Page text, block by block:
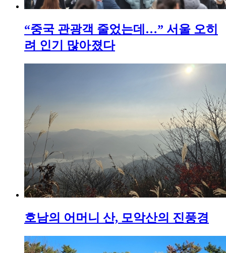
“중국 관광객 줄었는데…” 서울 오히
려 인기 많아졌다
호남의 어머니 산, 모악산의 진풍경